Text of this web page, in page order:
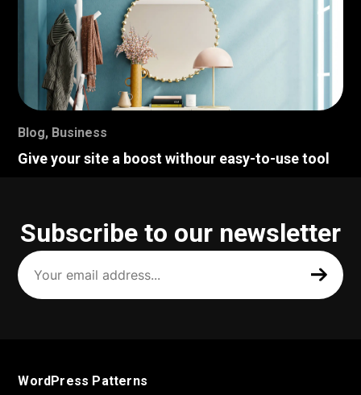
Blog, Business
Give your site a boost withour easy-to-use tool
Subscribe to our newsletter
Your
email
address
(Required)
WordPress Patterns